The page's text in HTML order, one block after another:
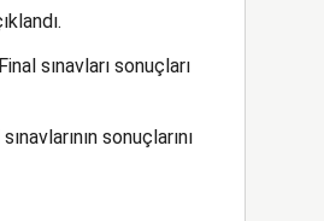
sınavları sonuçları
sonuçlarını